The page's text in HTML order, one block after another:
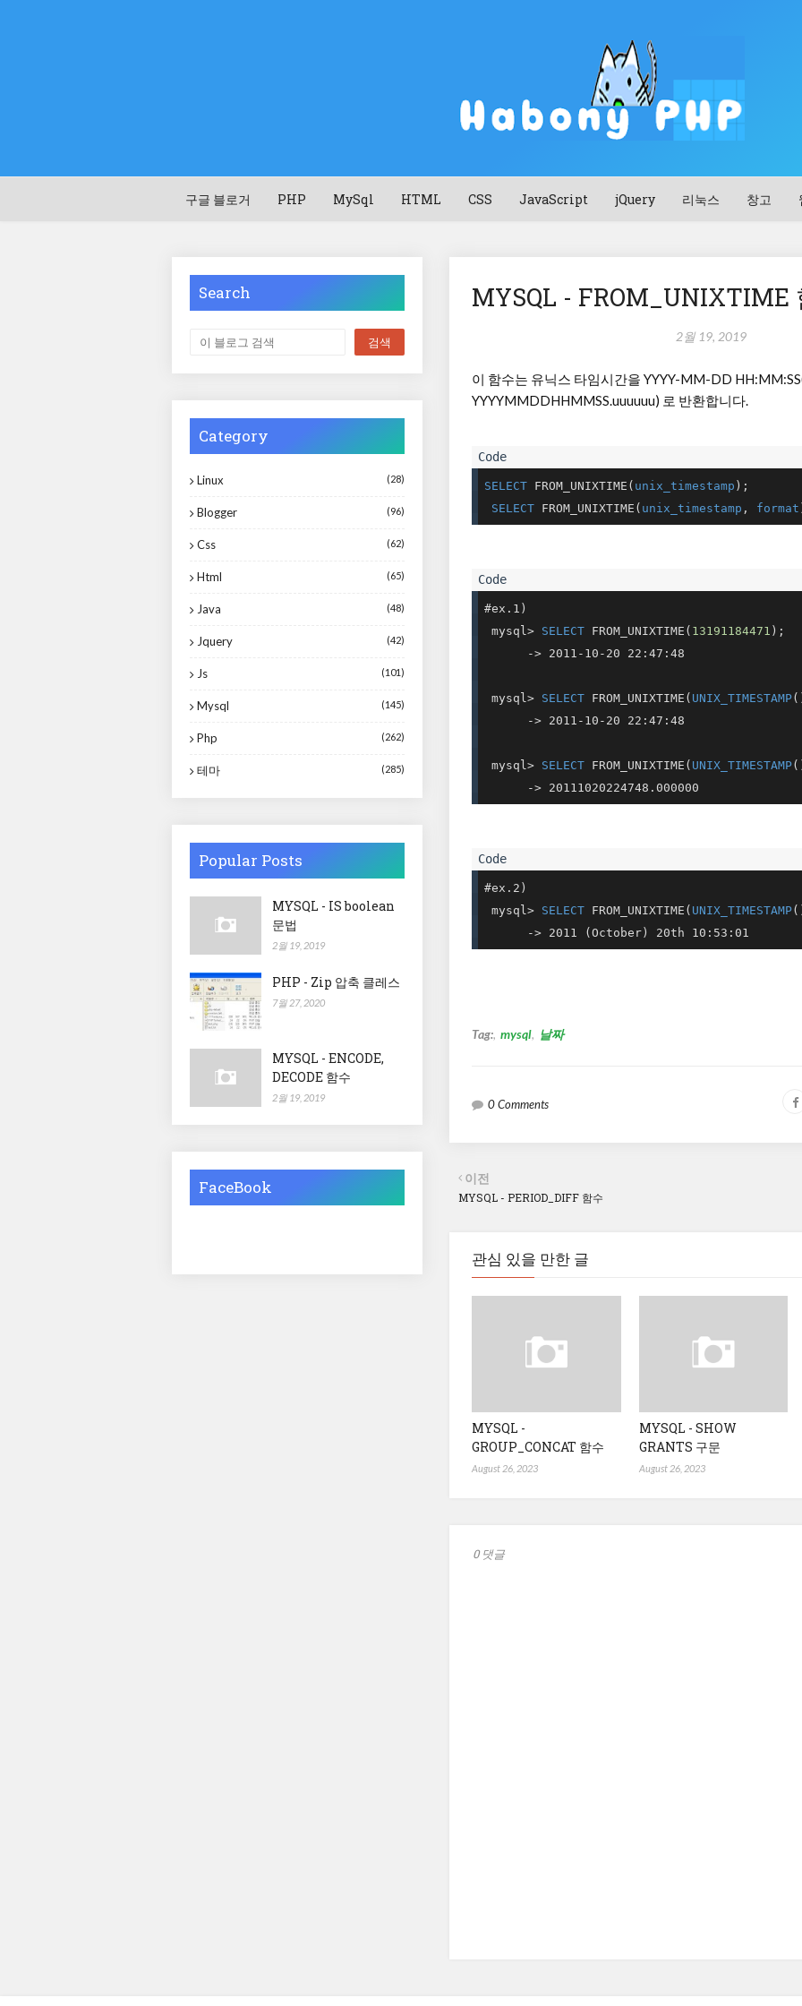
구글 블로거 PHP MySql HTML CSS JavaScript jQuery 리눅스 창고
MYSQL - FROM_UNIXTIME
2월 19, 2019
이 함수는 유닉스 타임시간을 YYYY-MM-DD
YYYYMMDDHHMMSS.uuuuuu) 로 반환합니다.
SELECT FROM_UNIXTIME( unix_timestamp );
SELECT FROM_UNIXTIME( unix_timestamp , format
#ex.1)
mysql> SELECT FROM_UNIXTIME( 13191184471 );
      -> 2011-10-20 22:47:48
mysql> SELECT FROM_UNIXTIME( UNIX_TIMESTAMP
      -> 2011-10-20 22:47:48
mysql> SELECT FROM_UNIXTIME( UNIX_TIMESTAMP
      -> 20111020224748.000000
#ex.2)
mysql> SELECT FROM_UNIXTIME( UNIX_TIMESTAMP
      -> 2011 (October) 20th 10:53:01
Tag: mysql 날짜
0 Comments
이전
MYSQL - PERIOD_DIFF 함수
관심 있을 만한 글
MYSQL -
GROUP_CONCAT 함수
August 26, 2023
MYSQL - SHOW
GRANTS 구문
August 26, 2023
0 댓글
Search
Category
Linux (28)
Blogger (96)
Css (62)
Html (65)
Java (48)
Jquery (42)
Js (101)
Mysql (145)
Php (262)
테마 (285)
Popular Posts
MYSQL - IS boolean
문법
2월 19, 2019
PHP - Zip 압축 클레스
7월 27, 2020
MYSQL - ENCODE,
DECODE 함수
2월 19, 2019
FaceBook